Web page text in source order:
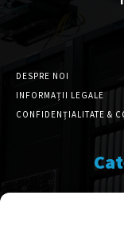
DESPRE NOI
INFORMAȚII LEGALE
CONFIDENȚIALITATE &